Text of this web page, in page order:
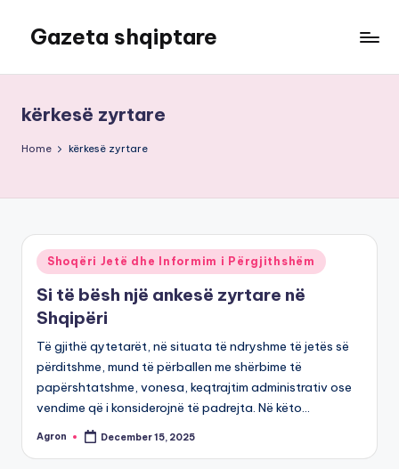
content
Gazeta shqiptare
kërkesë zyrtare
Home kërkesë zyrtare
Posted
in
Shoqëri Jetë dhe Informim i Përgjithshëm
Si të bësh një ankesë zyrtare në
Shqipëri
Të gjithë qytetarët, në situata të ndryshme të jetës së
përditshme, mund të përballen me shërbime të
papërshtatshme, vonesa, keqtrajtim administrativ ose
vendime që i konsiderojnë të padrejta. Në këto…
Posted
Agron December 15, 2025